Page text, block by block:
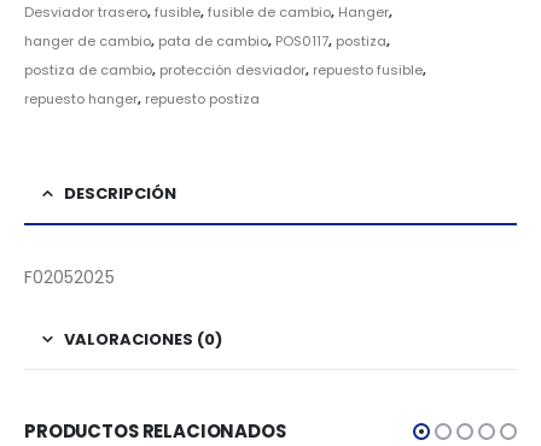
Desviador trasero,fusible,fusible de cambio, Hanger,
hanger de cambio, pata de cambio, POS0117, postiza,
postiza de cambio, protección desviador, repuesto fusible,
repuesto hanger, repuesto postiza
DESCRIPCIÓN
F02052025
VALORACIONES (0)
PRODUCTOS RELACIONADOS